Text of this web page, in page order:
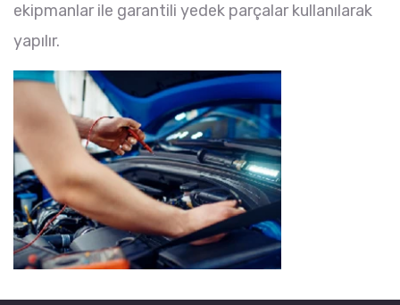
ekipmanlar ile garantili yedek parçalar kullanılarak
yapılır.